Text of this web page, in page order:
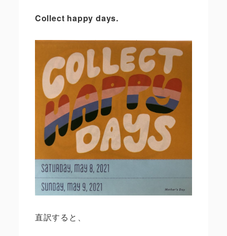
Collect happy days.
直訳すると、